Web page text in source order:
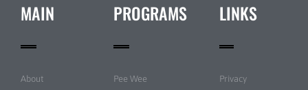
MAIN
About
PROGRAMS
Pee Wee
LINKS
Privacy